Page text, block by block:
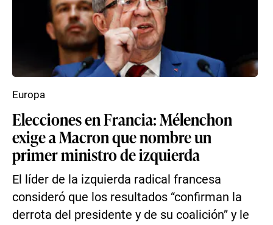
Elecciones en Francia: Mélenchon
exige a Macron que nombre un
primer ministro de izquierda
El líder de la izquierda radical francesa
consideró que los resultados “confirman la
derrota del presidente y de su coalición” y le
Europa